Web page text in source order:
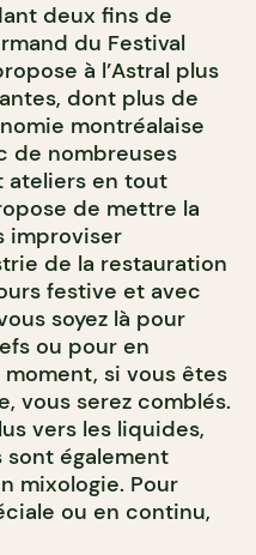
deux fins de
du Festival
à l’Astral plus
dont plus de
montréalaise
de nombreuses
ateliers en tout
de mettre la
improviser
de la restauration
festive et avec
soyez là pour
ou pour en
moment, si vous êtes
vous serez comblés.
vers les liquides,
également
mixologie. Pour
ou en continu,